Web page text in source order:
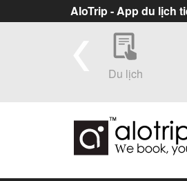
AloTrip - App du lịch
Du lịch